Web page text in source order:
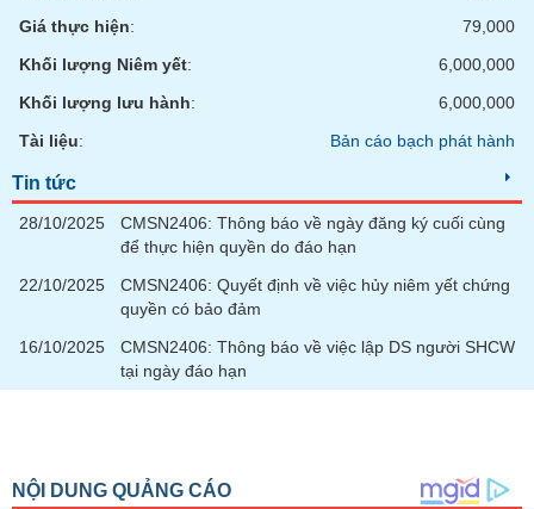
Giá thực hiện:
79,000
Khối lượng Niêm yết:
6,000,000
Khối lượng lưu hành:
6,000,000
Tài liệu: Bản cáo bạch phát hành
Tin tức
28/10/2025
CMSN2406: Thông báo về ngày đăng ký cuối cùng
để thực hiện quyền do đáo hạn
22/10/2025
CMSN2406: Quyết định về việc hủy niêm yết chứng
quyền có bảo đảm
16/10/2025
CMSN2406: Thông báo về việc lập DS người SHCW
tại ngày đáo hạn
Bài
viết
của
giả
Báo
phân
Thuật
vụ
(-)